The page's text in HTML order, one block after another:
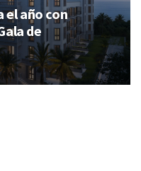
el año con
de